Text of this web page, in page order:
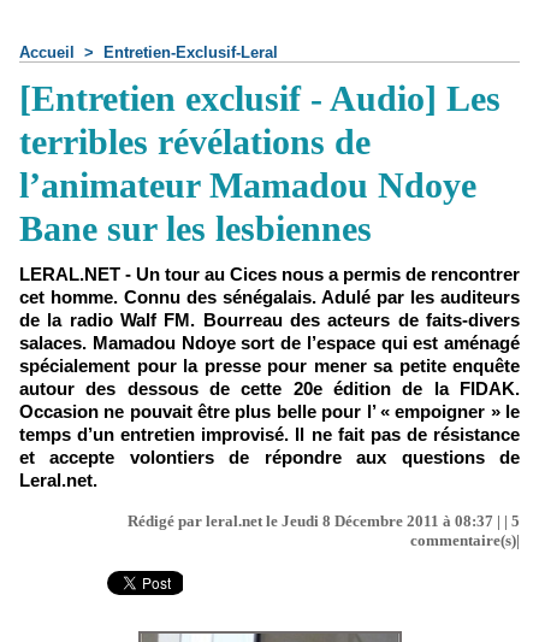
Accueil > Entretien-Exclusif-Leral
[Entretien exclusif - Audio] Les
terribles révélations de
l’animateur Mamadou Ndoye
Bane sur les lesbiennes
LERAL.NET - Un tour au Cices nous a permis de rencontrer
cet homme. Connu des sénégalais. Adulé par les auditeurs
de la radio Walf FM. Bourreau des acteurs de faits-divers
salaces. Mamadou Ndoye sort de l’espace qui est aménagé
spécialement pour la presse pour mener sa petite enquête
autour des dessous de cette 20e édition de la FIDAK.
Occasion ne pouvait être plus belle pour l’ « empoigner » le
temps d’un entretien improvisé. Il ne fait pas de résistance
et accepte volontiers de répondre aux questions de
Leral.net.
Rédigé par leral.net le Jeudi 8 Décembre 2011 à 08:37 | | 5
commentaire(s)|